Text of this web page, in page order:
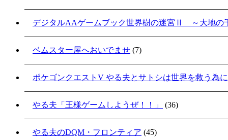
デジタルAAゲームブック世界樹の迷宮Ⅱ ～大地の
ベムスター屋へおいでませ (7)
ポケゴンクエストV やる夫とサトシは世界を救う為
やる夫「王様ゲームしようぜ！！」 (36)
やる夫のDQM・フロンティア (45)